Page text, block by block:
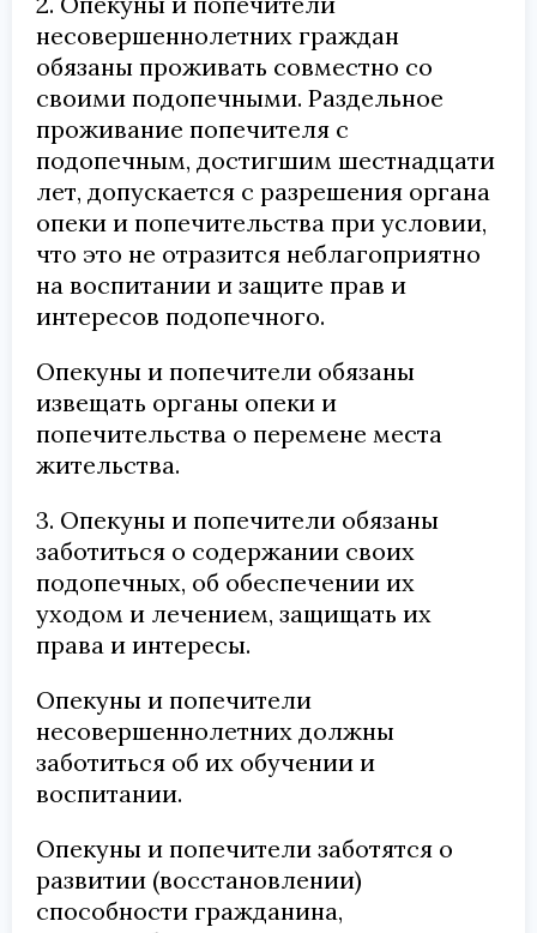
несовершеннолетних граждан
обязаны проживать совместно со
своими подопечными. Раздельное
проживание попечителя с
подопечным, достигшим шестнадцати
лет, допускается с разрешения органа
опеки и попечительства при условии,
что это не отразится неблагоприятно
на воспитании и защите прав и
интересов подопечного.
Опекуны и попечители обязаны
извещать органы опеки и
попечительства о перемене места
жительства.
3. Опекуны и попечители обязаны
заботиться о содержании своих
подопечных, об обеспечении их
уходом и лечением, защищать их
права и интересы.
Опекуны и попечители
несовершеннолетних должны
заботиться об их обучении и
воспитании.
Опекуны и попечители заботятся о
развитии (восстановлении)
способности гражданина,